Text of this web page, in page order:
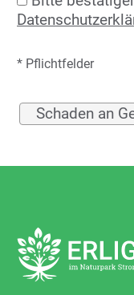
* Pflichtfelder
Schaden an